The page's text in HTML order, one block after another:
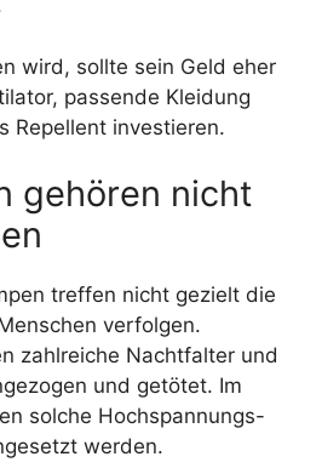
wird, sollte sein Geld eher
passende Kleidung
Repellent investieren.
gehören nicht
treffen nicht gezielt die
verfolgen.
zahlreiche Nachtfalter und
und getötet. Im
solche Hochspannungs-
werden.